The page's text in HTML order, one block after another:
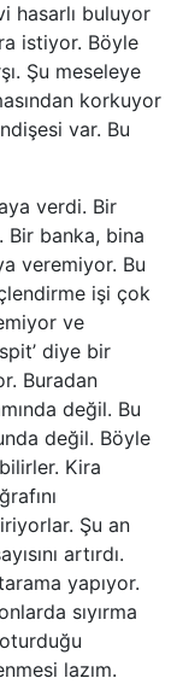
hasarlı buluyor
istiyor. Böyle
Şu meseleye
korkuyor
var. Bu
verdi. Bir
Bir banka, bina
veremiyor. Bu
işi çok
ve
diye bir
Buradan
değil. Bu
değil. Böyle
Kira
Şu an
artırdı.
yapıyor.
sıyırma
lazım.